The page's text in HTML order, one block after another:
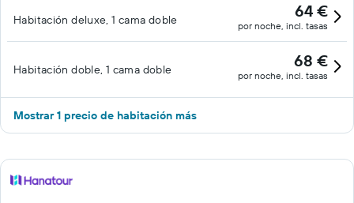
Habitación deluxe, 1 cama doble 64 €
por noche, incl. tasas
Habitación doble, 1 cama doble 68 €
por noche, incl. tasas
Mostrar 1 precio de habitación más